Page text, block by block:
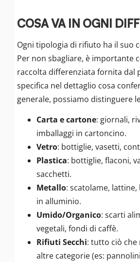
COSA VA IN OGNI
Ogni tipologia di rifiuto ha il suo
Per non sbagliare, è importante
raccolta differenziata fornita dal
specifica nel dettaglio cosa
generale, possiamo distinguere
Carta e cartone: giornali,
imballaggi in cartoncino.
Vetro: bottiglie, vasetti,
Plastica: bottiglie, flaconi,
sacchetti.
Metallo: scatolame,
in alluminio.
Umido/Organico: scarti
vegetali, fondi di caffè.
Rifiuti Secchi: tutto ciò che
altre categorie (es: